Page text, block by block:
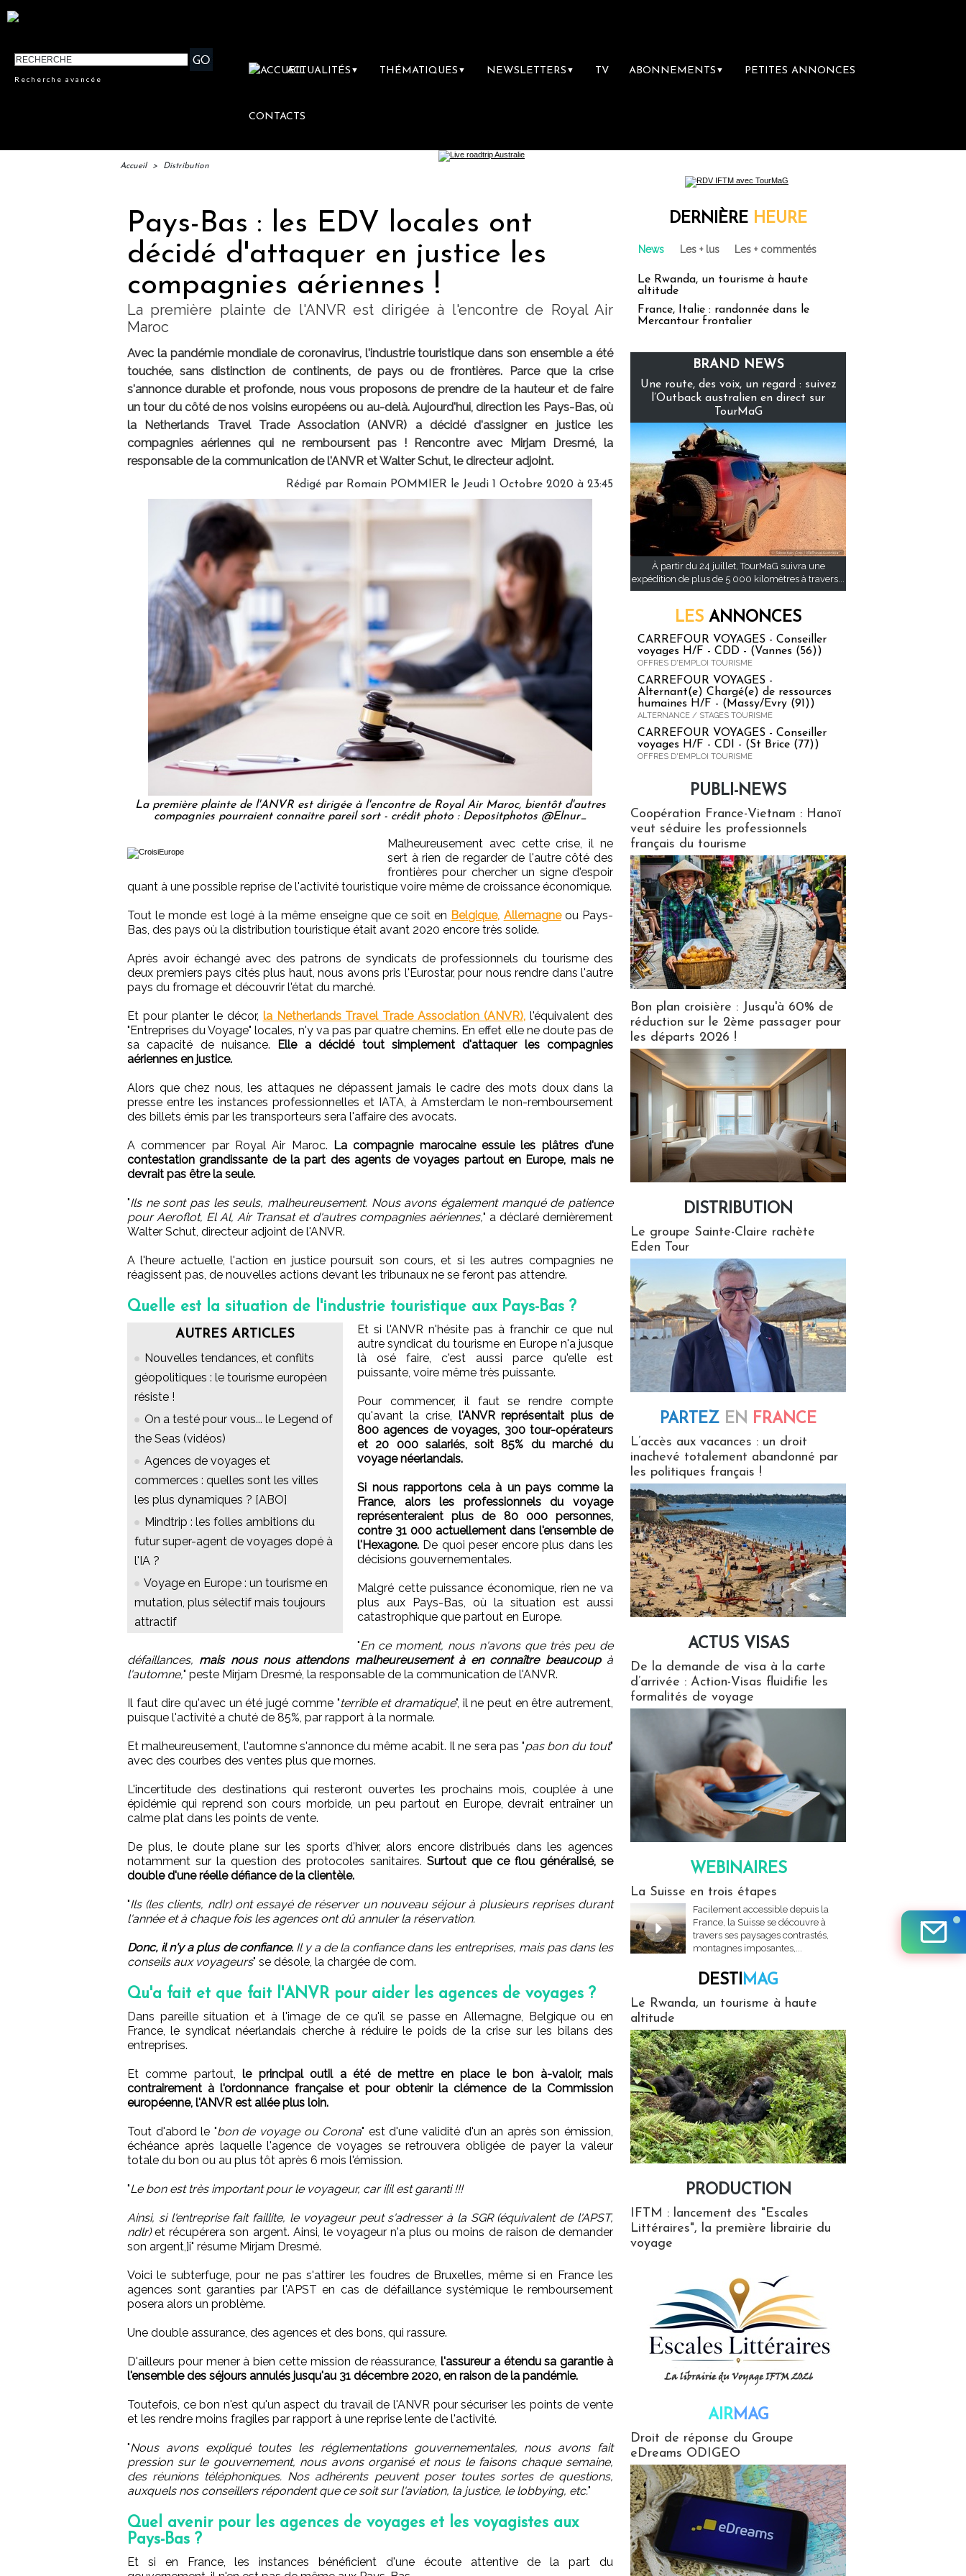
Recherche avancée
ACTUALITÉS ▼ THÉMATIQUES ▼ NEWSLETTERS ▼ TV ABONNEMENTS ▼ PETITES ANNONCES
CONTACTS
Accueil > Distribution
Pays-Bas : les EDV locales ont
décidé d'attaquer en justice les
compagnies aériennes !
La première plainte de l'ANVR est dirigée à l'encontre de Royal Air
Maroc
Avec la pandémie mondiale de coronavirus, l'industrie touristique dans son ensemble a été
touchée, sans distinction de continents, de pays ou de frontières. Parce que la crise
s'annonce durable et profonde, nous vous proposons de prendre de la hauteur et de faire
un tour du côté de nos voisins européens ou au-delà. Aujourd'hui, direction les Pays-Bas, où
la Netherlands Travel Trade Association (ANVR) a décidé d'assigner en justice les
compagnies aériennes qui ne remboursent pas ! Rencontre avec Mirjam Dresmé, la
responsable de la communication de l'ANVR et Walter Schut, le directeur adjoint.
Rédigé par Romain POMMIER le Jeudi 1 Octobre 2020 à 23:45
La première plainte de l'ANVR est dirigée à l'encontre de Royal Air Maroc, bientôt d'autres
compagnies pourraient connaitre pareil sort - crédit photo : Depositphotos @Elnur_
Malheureusement avec cette crise, il ne
sert à rien de regarder de l'autre côté des
frontières pour chercher un signe d'espoir
quant à une possible reprise de l'activité touristique voire même de croissance économique.
Tout le monde est logé à la même enseigne que ce soit en Belgique, Allemagneou Pays-
Bas, des pays où la distribution touristique était avant 2020 encore très solide.
Après avoir échangé avec des patrons de syndicats de professionnels du tourisme des
deux premiers pays cités plus haut, nous avons pris l'Eurostar, pour nous rendre dans l'autre
pays du fromage et découvrir l'état du marché.
Et pour planter le décor, la Netherlands Travel Trade Association (ANVR), l'équivalent des
"Entreprises du Voyage" locales, n'y va pas par quatre chemins. En effet elle ne doute pas de
sa capacité de nuisance. Elle a décidé tout simplement d'attaquer les compagnies
aériennes en justice.
Alors que chez nous, les attaques ne dépassent jamais le cadre des mots doux dans la
presse entre les instances professionnelles et IATA, à Amsterdam le non-remboursement
des billets émis par les transporteurs sera l'affaire des avocats.
A commencer par Royal Air Maroc. La compagnie marocaine essuie les plâtres d'une
contestation grandissante de la part des agents de voyages partout en Europe, mais ne
devrait pas être la seule.
"Ils ne sont pas les seuls, malheureusement. Nous avons également manqué de patience
pour Aeroflot, El Al, Air Transat et d'autres compagnies aériennes," a déclaré dernièrement
Walter Schut, directeur adjoint de l'ANVR.
A l'heure actuelle, l'action en justice poursuit son cours, et si les autres compagnies ne
réagissent pas, de nouvelles actions devant les tribunaux ne se feront pas attendre.
Quelle est la situation de l'industrie touristique aux Pays-Bas ?
AUTRES ARTICLES
Nouvelles tendances, et conflits
géopolitiques : le tourisme européen
résiste !
On a testé pour vous... le Legend of
the Seas (vidéos)
Agences de voyages et
commerces : quelles sont les villes
les plus dynamiques ? [ABO]
Mindtrip : les folles ambitions du
futur super-agent de voyages dopé à
l'IA ?
Voyage en Europe : un tourisme en
mutation, plus sélectif mais toujours
attractif
Et si l'ANVR n'hésite pas à franchir ce que nul
autre syndicat du tourisme en Europe n'a jusque
là osé faire, c'est aussi parce qu'elle est
puissante, voire même très puissante.
Pour commencer, il faut se rendre compte
qu'avant la crise, l'ANVR représentait plus de
800 agences de voyages, 300 tour-opérateurs
et 20 000 salariés, soit 85% du marché du
voyage néerlandais.
Si nous rapportons cela à un pays comme la
France, alors les professionnels du voyage
représenteraient plus de 80 000 personnes,
contre 31 000 actuellement dans l'ensemble de
l'Hexagone. De quoi peser encore plus dans les
décisions gouvernementales.
Malgré cette puissance économique, rien ne va
plus aux Pays-Bas, où la situation est aussi
catastrophique que partout en Europe.
"En ce moment, nous n'avons que très peu de
défaillances, mais nous nous attendons malheureusement à en connaître beaucoupà
l'automne," peste Mirjam Dresmé, la responsable de la communication de l'ANVR.
Il faut dire qu'avec un été jugé comme "terrible et dramatique", il ne peut en être autrement,
puisque l'activité a chuté de 85%, par rapport à la normale.
Et malheureusement, l'automne s'annonce du même acabit. Il ne sera pas "pas bon du tout"
avec des courbes des ventes plus que mornes.
L'incertitude des destinations qui resteront ouvertes les prochains mois, couplée à une
épidémie qui reprend son cours morbide, un peu partout en Europe, devrait entraîner un
calme plat dans les points de vente.
De plus, le doute plane sur les sports d'hiver, alors encore distribués dans les agences
notamment sur la question des protocoles sanitaires. Surtout que ce flou généralisé, se
double d'une réelle défiance de la clientèle.
"Ils (les clients, ndlr) ont essayé de réserver un nouveau séjour à plusieurs reprises durant
l'année et à chaque fois les agences ont dû annuler la réservation.
Donc, il n'y a plus de confiance.Il y a de la confiance dans les entreprises, mais pas dans les
conseils aux voyageurs" se désole, la chargée de com.
Qu'a fait et que fait l'ANVR pour aider les agences de voyages ?
Dans pareille situation et à l'image de ce qu'il se passe en Allemagne, Belgique ou en
France, le syndicat néerlandais cherche à réduire le poids de la crise sur les bilans des
entreprises.
Et comme partout,le principal outil a été de mettre en place le bon à-valoir, mais
contrairement à l'ordonnance française et pour obtenir la clémence de la Commission
européenne, l'ANVR est allée plus loin.
Tout d'abord le "bon de voyage ou Corona" est d'une validité d'un an après son émission,
échéance après laquelle l'agence de voyages se retrouvera obligée de payer la valeur
totale du bon ou au plus tôt après 6 mois l'émission.
"Le bon est très important pour le voyageur, car i[il est garanti !!!
Ainsi, si l'entreprise fait faillite, le voyageur peut s'adresser à la SGR (équivalent de l'APST,
ndlr)et récupérera son argent. Ainsi, le voyageur n'a plus ou moins de raison de demander
son argent,]i" résume Mirjam Dresmé.
Voici le subterfuge, pour ne pas s'attirer les foudres de Bruxelles, même si en France les
agences sont garanties par l'APST en cas de défaillance systémique le remboursement
posera alors un problème.
Une double assurance, des agences et des bons, qui rassure.
D'ailleurs pour mener à bien cette mission de réassurance,l'assureur a étendu sa garantie à
l'ensemble des séjours annulés jusqu'au 31 décembre 2020, en raison de la pandémie.
Toutefois, ce bon n'est qu'un aspect du travail de l'ANVR pour sécuriser les points de vente
et les rendre moins fragiles par rapport à une reprise lente de l'activité.
"Nous avons expliqué toutes les réglementations gouvernementales, nous avons fait
pression sur le gouvernement, nous avons organisé et nous le faisons chaque semaine,
des réunions téléphoniques. Nos adhérents peuvent poser toutes sortes de questions,
auxquels nos conseillers répondent que ce soit sur l'aviation, la justice, le lobbying, etc."
Quel avenir pour les agences de voyages et les voyagistes aux
Pays-Bas ?
Et si en France, les instances bénéficient d'une écoute attentive de la part du
DERNIÈRE HEURE
News Les + lus Les + commentés
Le Rwanda, un tourisme à haute
altitude
France, Italie : randonnée dans le
Mercantour frontalier
BRAND NEWS
Une route, des voix, un regard : suivez
l’Outback australien en direct sur
TourMaG
À partir du 24 juillet, TourMaG suivra une
expédition de plus de 5 000 kilomètres à travers...
LES ANNONCES
CARREFOUR VOYAGES - Conseiller
voyages H/F - CDD - (Vannes (56))
OFFRES D'EMPLOI TOURISME
CARREFOUR VOYAGES -
Alternant(e) Chargé(e) de ressources
humaines H/F - (Massy/Evry (91))
ALTERNANCE / STAGES TOURISME
CARREFOUR VOYAGES - Conseiller
voyages H/F - CDI - (St Brice (77))
OFFRES D'EMPLOI TOURISME
PUBLI-NEWS
Coopération France-Vietnam : Hanoï
veut séduire les professionnels
français du tourisme
Bon plan croisière : Jusqu'à 60% de
réduction sur le 2ème passager pour
les départs 2026 !
DISTRIBUTION
Le groupe Sainte-Claire rachète
Eden Tour
PARTEZ EN FRANCE
L’accès aux vacances : un droit
inachevé totalement abandonné par
les politiques français !
ACTUS VISAS
De la demande de visa à la carte
d’arrivée : Action-Visas fluidifie les
formalités de voyage
WEBINAIRES
La Suisse en trois étapes
Facilement accessible depuis la
France, la Suisse se découvre à
travers ses paysages contrastés,
montagnes imposantes,...
DESTIMAG
Le Rwanda, un tourisme à haute
altitude
PRODUCTION
IFTM : lancement des "Escales
Littéraires", la première librairie du
voyage
AIRMAG
Droit de réponse du Groupe
eDreams ODIGEO